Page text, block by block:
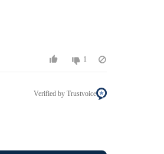
1
Verified by Trustvoice